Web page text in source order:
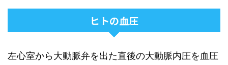
ヒトの血圧
左心室から大動脈弁を出た直後の大動脈内圧を血圧